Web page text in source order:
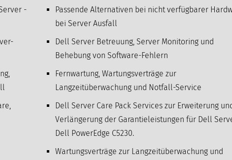
-
Passende Alternativen bei nicht verfügbarer
bei Server Ausfall
Dell Server Betreuung, Server Monitoring und
Behebung von Software-Fehlern
Fernwartung, Wartungsverträge zur
Langzeitüberwachung und Notfall-Service
Dell Server Care Pack Services zur Erweiterung
Verlängerung der Garantieleistungen für Dell
Dell PowerEdge C5230.
Wartungsverträge zur Langzeitüberwachung und